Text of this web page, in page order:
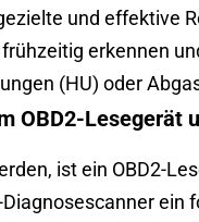
und effektive
erkennen
(HU) oder
OBD2-Lesegerät
ist ein OBD2-